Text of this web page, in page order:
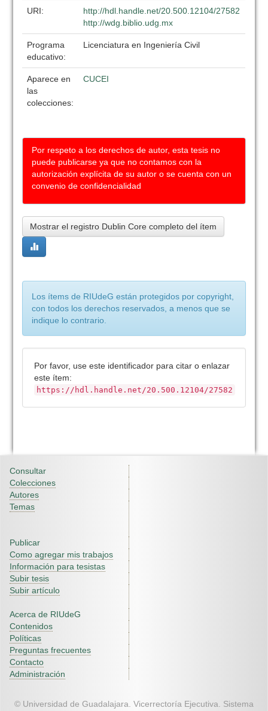
URI:
http://hdl.handle.net/20.500.12104/27582
http://wdg.biblio.udg.mx
Programa
educativo:
Licenciatura en Ingeniería Civil
Aparece en
las
colecciones:
CUCEI
Por respeto a los derechos de autor, esta tesis no
puede publicarse ya que no contamos con la
autorización explícita de su autor o se cuenta con un
convenio de confidencialidad
Mostrar el registro Dublin Core completo del ítem
Los ítems de RIUdeG están protegidos por copyright,
con todos los derechos reservados, a menos que se
indique lo contrario.
Por favor, use este identificador para citar o enlazar
este ítem:
https://hdl.handle.net/20.500.12104/27582
Consultar
Colecciones
Autores
Temas
Publicar
Como agregar mis trabajos
Información para tesistas
Subir tesis
Subir artículo
Acerca de RIUdeG
Contenidos
Políticas
Preguntas frecuentes
Contacto
Administración
© Universidad de Guadalajara. Vicerrectoría Ejecutiva. Sistema